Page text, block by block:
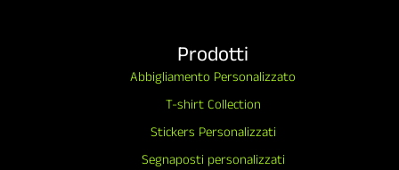
Prodotti
Abbigliamento Personalizzato
T-shirt Collection
Stickers Personalizzati
Segnaposti personalizzati